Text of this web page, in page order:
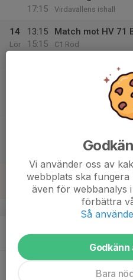
17:15
Virdavallens ishall
14
Lör
13:15
15:15
Match mot HV 71
C1 Röd
Match mot HV 71
Kinnarp Hall-D
10:30
13:00
Hockey på
Alvasjön, Benestad
Mån
Vi använder oss av
webbplats ska
även för webbanalys
förbättra
Så
Godkänn
Bara